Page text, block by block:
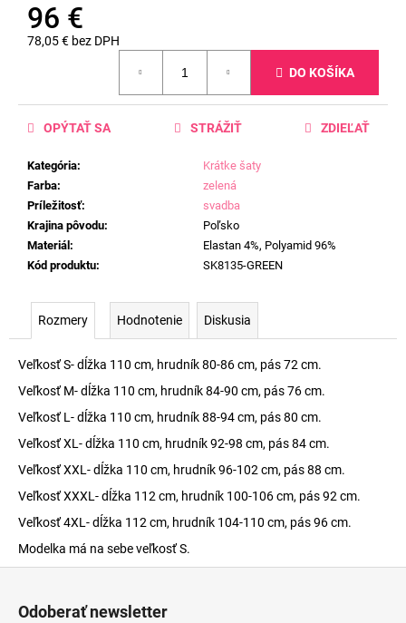
96 €
78,05 € bez DPH
DO KOŠÍKA
Kategória:
Krátke šaty
Farba:
zelená
Príležitosť:
svadba
Krajina pôvodu:
Poľsko
Materiál :
Elastan 4%, Polyamid 96%
Kód produktu: SK8135-GREEN
OPÝTAŤ SA STRÁŽIŤ ZDIEĽAŤ
Rozmery Hodnotenie Diskusia
Veľkosť S- dĺžka 110 cm, hrudník 80-86 cm, pás 72 cm.
Veľkosť M- dĺžka 110 cm, hrudník 84-90 cm, pás 76 cm.
Veľkosť L- dĺžka 110 cm, hrudník 88-94 cm, pás 80 cm.
Veľkosť XL- dĺžka 110 cm, hrudník 92-98 cm, pás 84 cm.
Veľkosť XXL- dĺžka 110 cm, hrudník 96-102 cm, pás 88 cm.
Veľkosť XXXL- dĺžka 112 cm, hrudník 100-106 cm, pás 92 cm.
Veľkosť 4XL- dĺžka 112 cm, hrudník 104-110 cm, pás 96 cm.
Modelka má na sebe veľkosť S.
Odoberať newsletter